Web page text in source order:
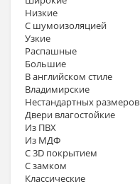
Низкие
С шумоизоляцией
Узкие
Распашные
Большие
В английском стиле
Владимирские
Нестандартных размеров
Двери влагостойкие
Из ПВХ
Из МДФ
С 3D покрытием
С замком
Классические